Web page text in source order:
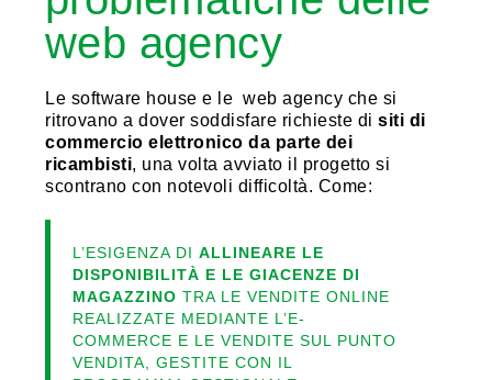
web agency
Le software house e le web agency che si
ritrovano a dover soddisfare richieste di siti di
commercio elettronico da parte dei
ricambisti, una volta avviato il progetto si
scontrano con notevoli difficoltà. Come:
L’ESIGENZA DI ALLINEARE LE
DISPONIBILITÀ E LE GIACENZE DI
MAGAZZINO TRA LE VENDITE ONLINE
REALIZZATE MEDIANTE L’E-
COMMERCE E LE VENDITE SUL PUNTO
VENDITA, GESTITE CON IL